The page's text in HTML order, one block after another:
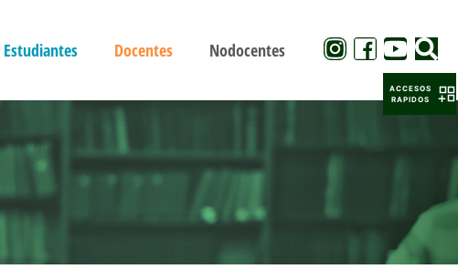
Estudiantes Docentes Nodocentes
ACCESOS
RAPIDOS